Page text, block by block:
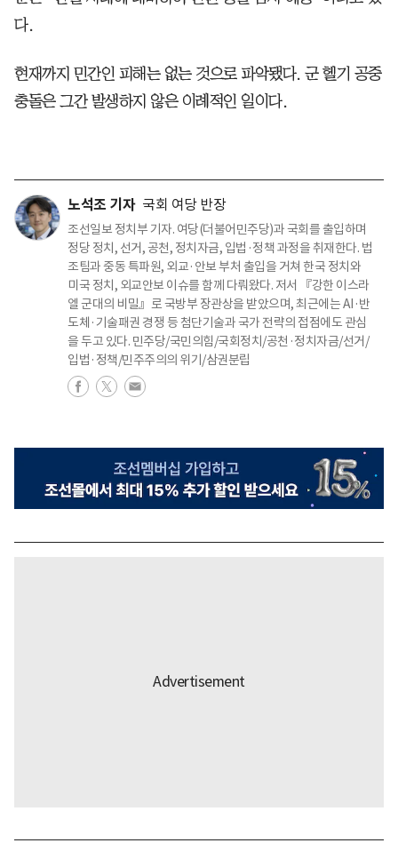
다.
현재까지 민간인 피해는 없는 것으로 파악됐다. 군 헬기 공중
충돌은 그간 발생하지 않은 이례적인 일이다.
노석조 기자 국회 여당 반장
조선일보 정치부 기자. 여당(더불어민주당)과 국회를 출입하며
정당 정치, 선거, 공천, 정치자금, 입법·정책 과정을 취재한다. 법
조팀과 중동 특파원, 외교·안보 부처 출입을 거쳐 한국 정치와
미국 정치, 외교안보 이슈를 함께 다뤄왔다. 저서 『강한 이스라
엘 군대의 비밀』로 국방부 장관상을 받았으며, 최근에는 AI·반
도체·기술패권 경쟁 등 첨단기술과 국가 전략의 접점에도 관심
을 두고 있다. 민주당/국민의힘/국회정치/공천·정치자금/선거/
입법·정책/민주주의의 위기/삼권분립